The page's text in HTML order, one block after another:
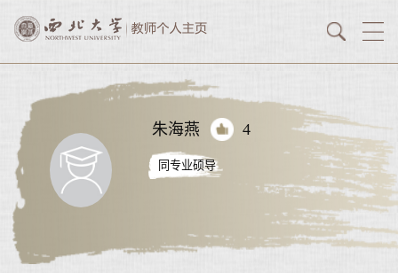
朱海燕 4
同专业硕导